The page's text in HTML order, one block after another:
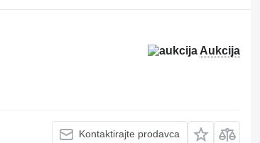
Aukcija
Kontaktirajte prodavca